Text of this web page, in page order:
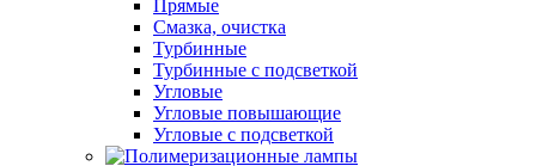
Прямые
Смазка, очистка
Турбинные
Турбинные с подсветкой
Угловые
Угловые повышающие
Угловые с подсветкой